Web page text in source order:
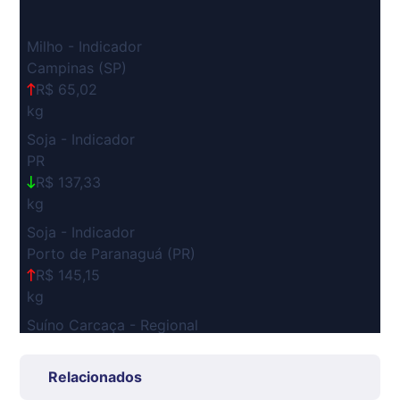
Milho - Indicador
Campinas (SP)
R$ 65,02
kg
Soja - Indicador
PR
R$ 137,33
kg
Soja - Indicador
Porto de Paranaguá (PR)
R$ 145,15
kg
Suíno Carcaça - Regional
R$ 7,53
Relacionados